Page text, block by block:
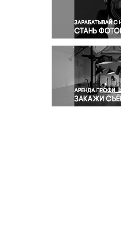
Правосудие
Религия
Светская
Спорт
Экология
Экономика